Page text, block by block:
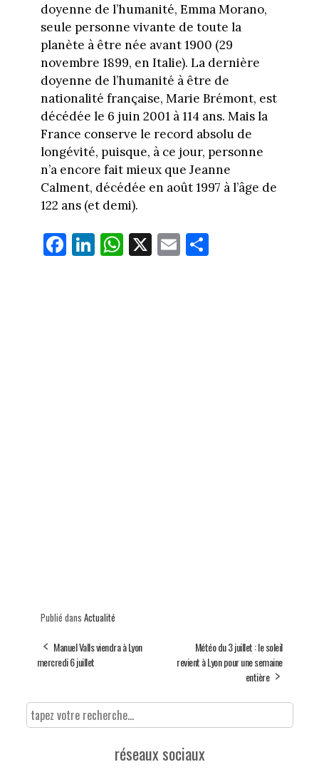
doyenne de l’humanité, Emma Morano,
seule personne vivante de toute la
planète à être née avant 1900 (29
novembre 1899, en Italie). La dernière
doyenne de l’humanité à être de
nationalité française, Marie Brémont, est
décédée le 6 juin 2001 à 114 ans. Mais la
France conserve le record absolu de
longévité, puisque, à ce jour, personne
n’a encore fait mieux que Jeanne
Calment, décédée en août 1997 à l’âge de
122 ans (et demi).
Fa
ce
Li
nk
W
ha
X E
m
Pa
rt
Publié dans Actualité
Manuel Valls viendra à Lyon
mercredi 6 juillet
Météo du 3 juillet : le soleil
revient à Lyon pour une semaine
entière
réseaux sociaux